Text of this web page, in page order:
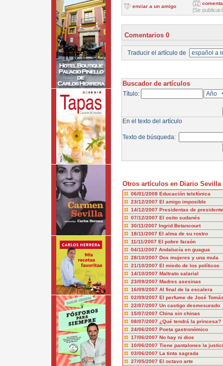
enviar a un amigo
[Se
Comentarios 0
Traducir el artículo de
Buscador de artículos
Título:
En el texto del artículo
Texto de búsqueda:
Otros artículos en Diario Sevilla
06/01/2008 Educación telefónica
23/12/2007 El amigo imposible
14/12/2007 Presidentas de
07/12/2007 El osito sudanés
30/11/2007 Ingrid Betancourt
18/11/2007 El alma de su rostro
11/11/2007 El pobre faraón
04/11/2007 Andalucía en guagua
28/10/2007 Dos mujeres y una mula
21/10/2007 El miedo de los políticos
14/10/2007 Maltrato salarial
23/09/2007 Madres asesinas
16/09/2007 Al final de la escalera
02/09/2007 El perfume de José
22/07/2007 Un castigo desmesurado
15/07/2007 China sin chinas
08/07/2007 ¿Qué tendrá la princesa?
24/06/2007 Poeta gastronómico
17/06/2007 No hay ni dios
10/06/2007 Tiene pantalones la
03/06/2007 La tinta sagrada
27/05/2007 El octavo arte